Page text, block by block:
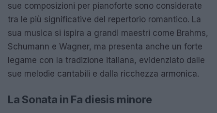
sue composizioni per pianoforte sono considerate
tra le più significative del repertorio romantico. La
sua musica si ispira a grandi maestri come Brahms,
Schumann e Wagner, ma presenta anche un forte
legame con la tradizione italiana, evidenziato dalle
sue melodie cantabili e dalla ricchezza armonica.
La Sonata in Fa diesis minore